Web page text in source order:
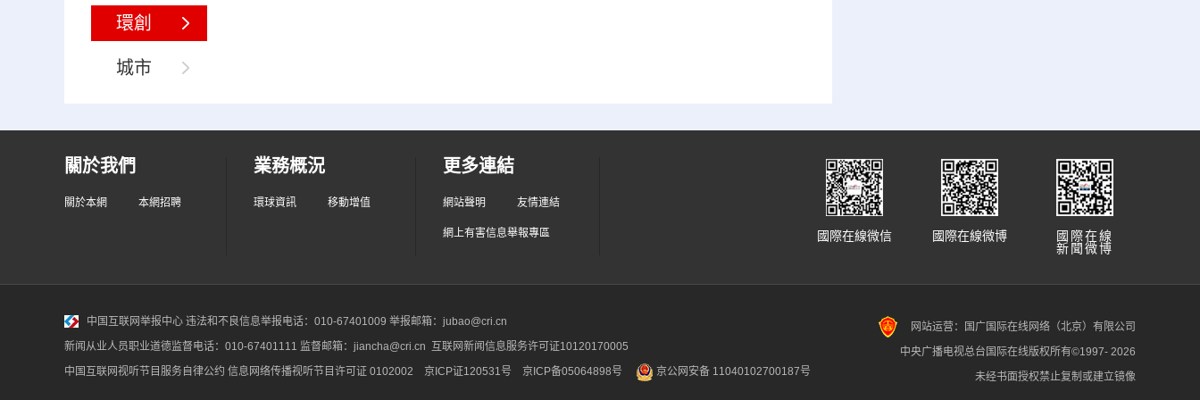
環創
城市
關於我們
關於本網 本網招聘
業務概況
環球資訊 移動增值
更多連結
網站聲明 友情連結
網上有害信息舉報專區
國際在線
新聞微博
國際在線微博
國際在線微信
中国互联网举报中心 违法和不良信息举报电话：010-67401009 举报邮箱：jubao@cri.cn
新闻从业人员职业道德监督电话：010-67401111 监督邮箱：jiancha@cri.cn 互联网新闻信息服务许可证10120170005
中国互联网视听节目服务自律公约 信息网络传播视听节目许可证 0102002 京ICP证120531号 京ICP备05064898号 京公网安备 11040102700187号
网站运营：国广国际在线网络（北京）有限公司
中央广播电视总台国际在线版权所有©1997- 2026
未经书面授权禁止复制或建立镜像